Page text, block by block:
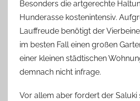
Besonders die artgerechte
Hunderasse kostenintensiv.
Lauffreude benötigt der
im besten Fall einen großen
einer kleinen städtischen
demnach nicht infrage.
Vor allem aber fordert der Saluki